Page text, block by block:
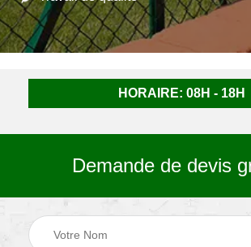
HORAIRE: 08H - 18H
Demande de devis